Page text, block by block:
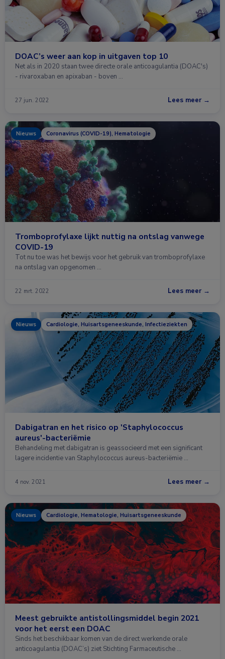
DOAC’s weer aan kop in uitgaven top 10
Net als in 2020 staan twee directe orale anticoagulantia (DOAC's)
- rivaroxaban en apixaban - boven …
27 jun. 2022 Lees meer →
Nieuws Coronavirus (COVID-19), Hematologie
Tromboprofylaxe lijkt nuttig na ontslag vanwege
COVID-19
Tot nu toe was het bewijs voor het gebruik van tromboprofylaxe
na ontslag van opgenomen …
22 mrt. 2022 Lees meer →
Nieuws Cardiologie, Huisartsgeneeskunde, Infectieziekten
Dabigatran en het risico op 'Staphylococcus
aureus'-bacteriëmie
Behandeling met dabigatran is geassocieerd met een significant
lagere incidentie van Staphylococcus aureus-bacteriëmie …
4 nov. 2021 Lees meer →
Nieuws Cardiologie, Hematologie, Huisartsgeneeskunde
Meest gebruikte antistollingsmiddel begin 2021
voor het eerst een DOAC
Sinds het beschikbaar komen van de direct werkende orale
anticoagulantia (DOAC’s) ziet Stichting Farmaceutische …